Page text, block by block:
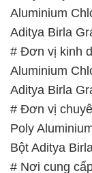
Aditya Birla
# Đơn vị
Poly
Bột Aditya
# Nơi cung
Aluminium
Aditya Birla
# Đơn vị phân
Chloride /